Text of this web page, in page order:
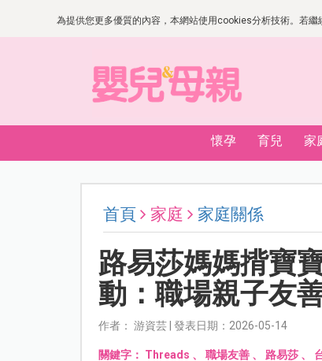
為提供您更多優質的內容，本網站使用cookies分析技術。若
懷孕 育兒 家
首頁 家庭 家庭關係
路易莎媽媽揹寶
動：職場親子友
作者： 游資芸 | 發表日期：2026-05-14
關鍵字： Threads 、 職場友善、 路易莎、